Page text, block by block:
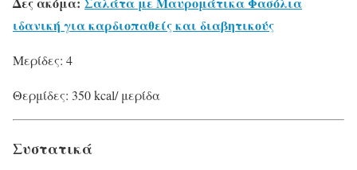
ιδανική για καρδιοπαθείς και διαβητικούς
Mερίδες: 4
Θερμίδες: 350 kcal/ μερίδα
Συστατικά